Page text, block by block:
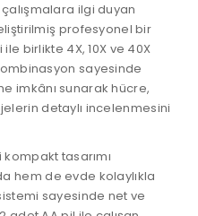
ilgi duyan
profesyonel bir
birlikte 4X, 10X ve 40X
sayesinde
imkânı sunarak hücre,
detaylı incelenmesini
kompakt tasarımı
hem de evde kolaylıkla
sayesinde net ve